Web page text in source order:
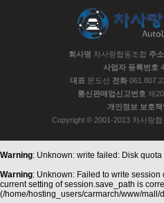
회사명 차사랑협동조합 주소
사업자 등록번호
대표 문도선 전화
통신판매업신고번호 제
개인정보 보호
Copyright © 2001-2013 차사랑
Warning: Unknown: write failed: Disk
Warning: Unknown: Failed to write
current setting of session.save_path is
(/home/hosting_users/carmarch/www/mall/